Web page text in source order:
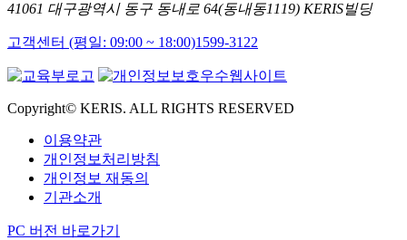
41061 대구광역시 동구 동내로 64(동내동1119) KERIS빌딩
고객센터 (평일: 09:00 ~ 18:00)1599-3122
Copyright© KERIS. ALL RIGHTS RESERVED
이용약관
개인정보처리방침
개인정보 재동의
기관소개
PC 버전 바로가기